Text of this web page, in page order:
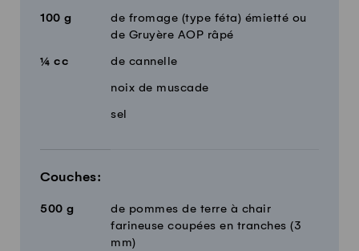
100 g
de fromage (type féta) émietté ou
de Gruyère AOP râpé
¼ cc de cannelle
noix de muscade
sel
Couches:
500 g
de pommes de terre à chair
farineuse coupées en tranches (3
mm)